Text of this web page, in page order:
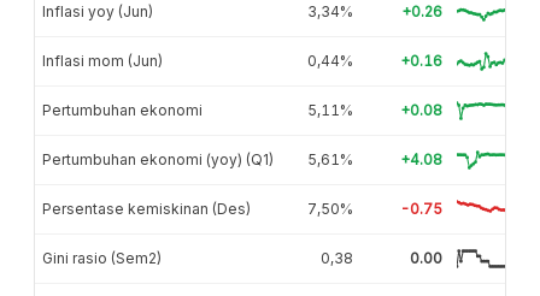
Inflasi yoy (Jun) 3,34% +0.26
Inflasi mom (Jun) 0,44% +0.16
Pertumbuhan ekonomi 5,11% +0.08
Pertumbuhan ekonomi (yoy) (Q1) 5,61% +4.08
Persentase kemiskinan (Des) 7,50% -0.75
Gini rasio (Sem2) 0,38 0.00